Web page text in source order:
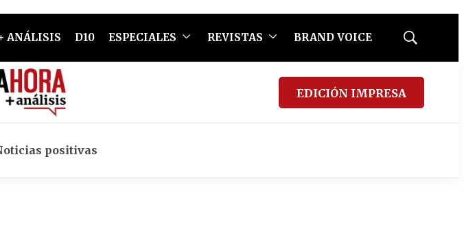
ANÁLISIS D10 ESPECIALES REVISTAS BRAND VOICE
Mostrar
EDICIÓN IMPRESA
positivas